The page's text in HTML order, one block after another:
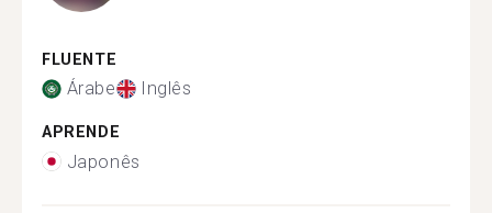
FLUENTE
Árabe Inglês
APRENDE
Japonês